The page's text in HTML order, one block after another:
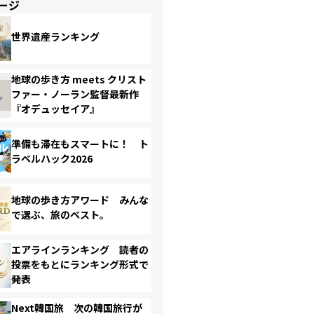
ジ
世界遺産ランキング
地球の歩き方 meets クリスト
ファー・ノーラン監督最新作
『オデュッセイア』
準備も滞在もスマートに！ ト
ラベルハック2026
地球の歩き方アワード みんな
で選ぶ、旅のベスト。
エアラインランキング 読者の
投票をもとにランキング形式で
発表
Next韓国旅 次の韓国旅行が